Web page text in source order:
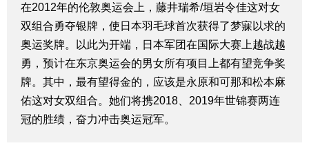
新闻
话题
日本信息库
在2012年的伦敦奥运会上，藤井瑞希/垣岩令佳这对女
双组合勇夺银牌，使日本羽毛球首次获得了梦寐以求的
奥运奖牌。以此为开端，日本军团在国际大赛上越战越
勇，预计在东京奥运会的男女所有项目上都有望竞争奖
牌。其中，最有望得金的，应该是永原和可那和松本麻
佑这对女双组合。她们将携2018、2019年世锦赛两连
冠的胜绩，奋力冲击奥运冠军。